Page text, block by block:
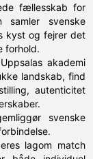
fællesskab for
samler svenske
kyst og fejrer det
forhold.
akademi
landskab, find
autenticitet
svenske
lagom match